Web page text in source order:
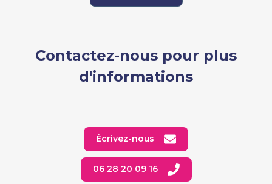
Contactez-nous pour plus
d'informations
Écrivez-nous
06 28 20 09 16